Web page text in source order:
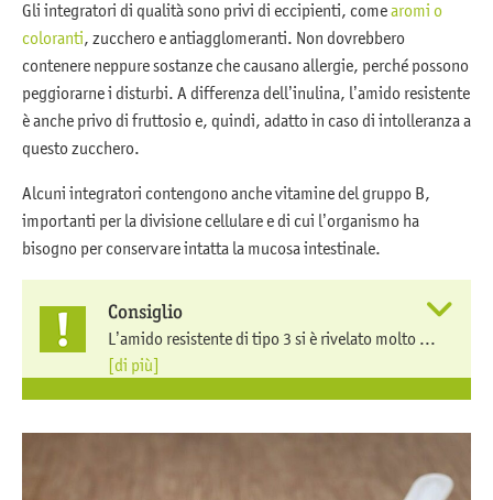
Gli integratori di qualità sono privi di eccipienti, comearomi o
coloranti , zucchero e antiagglomeranti. Non dovrebbero
contenere neppure sostanze che causano allergie, perché possono
peggiorarne i disturbi. A differenza dell’inulina, l’amido resistente
è anche privo di fruttosio e, quindi, adatto in caso di intolleranza a
questo zucchero.
Alcuni integratori contengono anche vitamine del gruppo B,
importanti per la divisione cellulare e di cui l’organismo ha
bisogno per conservare intatta la mucosa intestinale.
Consiglio
L’amido resistente di tipo 3 si è rivelato molto ...
[di più]